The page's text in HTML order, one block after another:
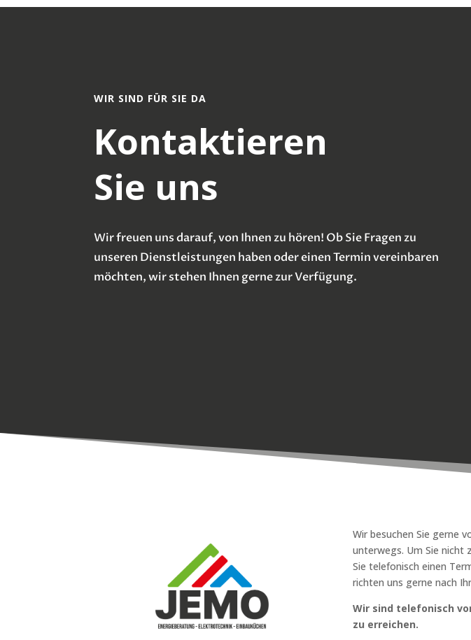
WIR SIND FÜR SIE DA
Kontaktieren
Sie uns
Wir freuen uns darauf, von Ihnen zu hören! Ob Sie Fragen zu
unseren Dienstleistungen haben oder einen Termin vereinbaren
möchten, wir stehen Ihnen gerne zur Verfügung.
Wir besuchen Sie gerne
unterwegs. Um Sie nicht
Sie telefonisch einen
richten uns gerne nach
Wir sind telefonisch
zu erreichen.